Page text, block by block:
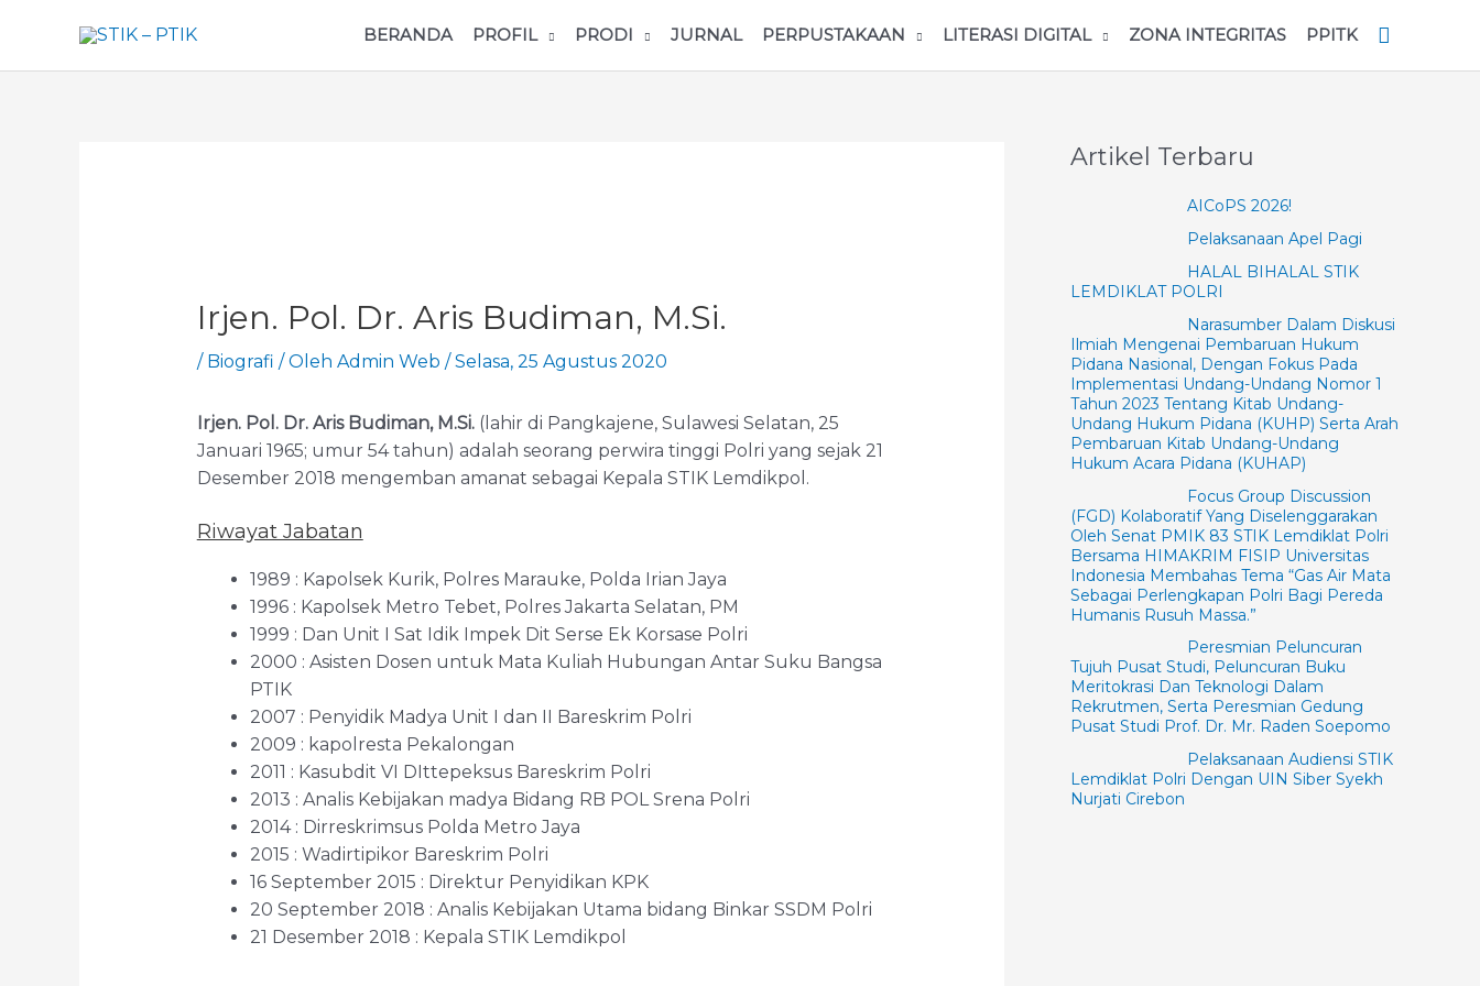
BERANDA PROFIL PRODI JURNAL PERPUSTAKAAN LITERASI DIGITAL ZONA INTEGRITAS PPITK
Irjen. Pol. Dr. Aris Budiman, M.Si.
/ Biografi / Oleh Admin Web /Selasa, 25 Agustus 2020
Irjen. Pol. Dr. Aris Budiman, M.Si.(lahir di Pangkajene, Sulawesi Selatan, 25
Januari 1965; umur 54 tahun) adalah seorang perwira tinggi Polri yang sejak 21
Desember 2018 mengemban amanat sebagai Kepala STIK Lemdikpol.
Riwayat Jabatan
1989 : Kapolsek Kurik, Polres Marauke, Polda Irian Jaya
1996 : Kapolsek Metro Tebet, Polres Jakarta Selatan, PM
1999 : Dan Unit I Sat Idik Impek Dit Serse Ek Korsase Polri
2000 : Asisten Dosen untuk Mata Kuliah Hubungan Antar Suku Bangsa
PTIK
2007 : Penyidik Madya Unit I dan II Bareskrim Polri
2009 : kapolresta Pekalongan
2011 : Kasubdit VI DIttepeksus Bareskrim Polri
2013 : Analis Kebijakan madya Bidang RB POL Srena Polri
2014 : Dirreskrimsus Polda Metro Jaya
2015 : Wadirtipikor Bareskrim Polri
16 September 2015 : Direktur Penyidikan KPK
20 September 2018 : Analis Kebijakan Utama bidang Binkar SSDM Polri
21 Desember 2018 : Kepala STIK Lemdikpol
Artikel Terbaru
AICoPS 2026!
Pelaksanaan Apel Pagi
HALAL BIHALAL STIK
LEMDIKLAT POLRI
Narasumber Dalam Diskusi
Ilmiah Mengenai Pembaruan Hukum
Pidana Nasional, Dengan Fokus Pada
Implementasi Undang-Undang Nomor 1
Tahun 2023 Tentang Kitab Undang-
Undang Hukum Pidana (KUHP) Serta Arah
Pembaruan Kitab Undang-Undang
Hukum Acara Pidana (KUHAP)
Focus Group Discussion
(FGD) Kolaboratif Yang Diselenggarakan
Oleh Senat PMIK 83 STIK Lemdiklat Polri
Bersama HIMAKRIM FISIP Universitas
Indonesia Membahas Tema “Gas Air Mata
Sebagai Perlengkapan Polri Bagi Pereda
Humanis Rusuh Massa.”
Peresmian Peluncuran
Tujuh Pusat Studi, Peluncuran Buku
Meritokrasi Dan Teknologi Dalam
Rekrutmen, Serta Peresmian Gedung
Pusat Studi Prof. Dr. Mr. Raden Soepomo
Pelaksanaan Audiensi STIK
Lemdiklat Polri Dengan UIN Siber Syekh
Nurjati Cirebon